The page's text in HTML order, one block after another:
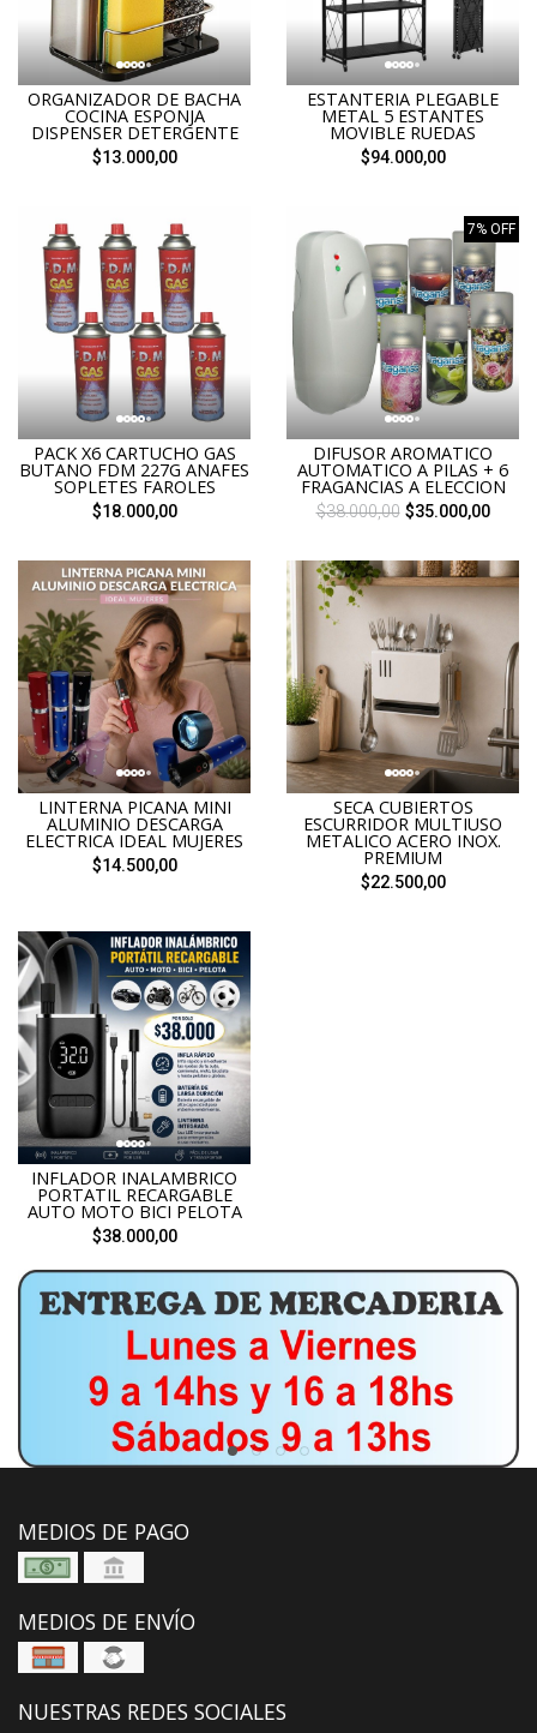
ORGANIZADOR DE BACHA
COCINA ESPONJA
DISPENSER DETERGENTE
$13.000,00
ESTANTERIA PLEGABLE
METAL 5 ESTANTES
MOVIBLE RUEDAS
$94.000,00
PACK X6 CARTUCHO GAS
BUTANO FDM 227G ANAFES
SOPLETES FAROLES
$18.000,00
7% OFF
DIFUSOR AROMATICO
AUTOMATICO A PILAS + 6
FRAGANCIAS A ELECCION
$38.000,00$35.000,00
LINTERNA PICANA MINI
ALUMINIO DESCARGA
ELECTRICA IDEAL MUJERES
$14.500,00
SECA CUBIERTOS
ESCURRIDOR MULTIUSO
METALICO ACERO INOX.
PREMIUM
$22.500,00
INFLADOR INALAMBRICO
PORTATIL RECARGABLE
AUTO MOTO BICI PELOTA
$38.000,00
MEDIOS DE PAGO
MEDIOS DE ENVÍO
NUESTRAS REDES SOCIALES